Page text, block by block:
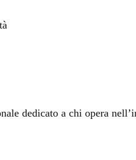
dedicato a chi opera